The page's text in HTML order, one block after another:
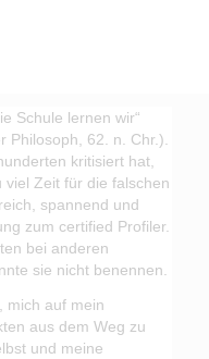
Schule lernen wir“
Philosoph, 62. n. Chr.).
kritisiert hat,
viel Zeit für die falschen
spannend und
zum certified Profiler.
bei anderen
sie nicht benennen.
mich auf mein
aus dem Weg zu
und meine